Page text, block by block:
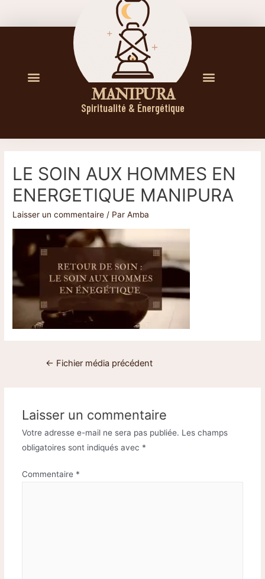
M A N I P U R A
Spiritualité & Énergétique
LE SOIN AUX HOMMES EN
ENERGETIQUE MANIPURA
Laisser un commentaire / ParAmba
← Fichier média précédent
Laisser un commentaire
Votre adresse e-mail ne sera pas publiée. Les champs
obligatoires sont indiqués avec *
Commentaire *